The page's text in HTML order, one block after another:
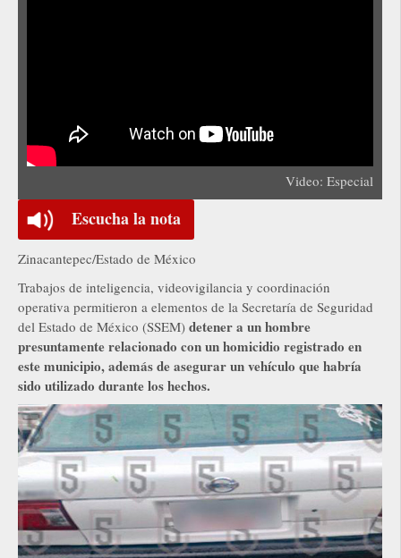
Video: Especial
Escucha la nota
Zinacantepec/Estado de México
Trabajos de inteligencia, videovigilancia y coordinación
operativa permitieron a elementos de la Secretaría de Seguridad
del Estado de México (SSEM) detener a un hombre
presuntamente relacionado con un homicidio registrado en
este municipio, además de asegurar un vehículo que habría
sido utilizado durante los hechos.